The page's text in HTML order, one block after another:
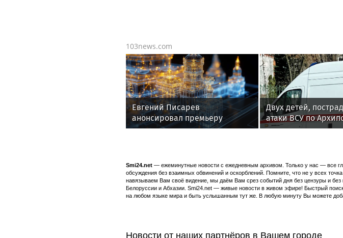
103news.com
Евгений Писарев
анонсировал премьеру
"Гордости и предубеждения"
Двух детей,
атаки ВСУ по
под Геленджиком,
на лечение в